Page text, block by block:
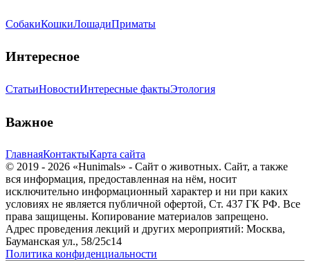
СобакиКошкиЛошадиПриматы
Интересное
СтатьиНовостиИнтересные фактыЭтология
Важное
ГлавнаяКонтактыКарта сайта
© 2019 - 2026 «Hunimals» - Сайт о животных. Сайт, а также
вся информация, предоставленная на нём, носит
исключительно информационный характер и ни при каких
условиях не является публичной офертой, Ст. 437 ГК РФ. Все
права защищены. Копирование материалов запрещено.
Адрес проведения лекций и других мероприятий: Москва,
Бауманская ул., 58/25с14
Политика конфиденциальности